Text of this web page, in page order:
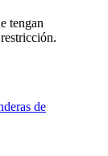
tengan